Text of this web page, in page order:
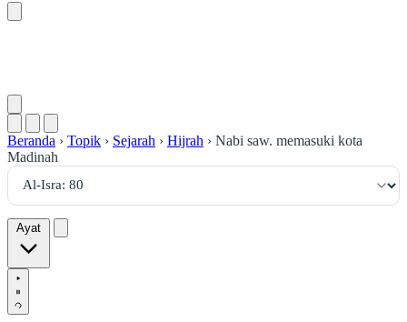
Beranda › Topik › Sejarah › Hijrah › Nabi saw. memasuki kota
Madinah
Ayat